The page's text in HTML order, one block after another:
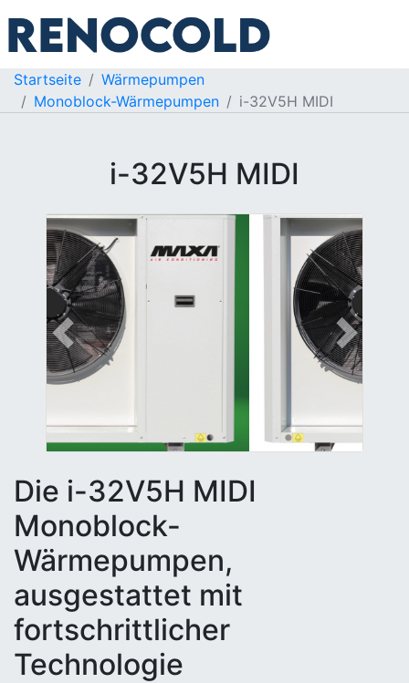
Startseite
Wärmepumpen
Monoblock-Wärmepumpen
i-32V5H MIDI
i-32V5H MIDI
Previous Next
Die i-32V5H MIDI
Monoblock-
Wärmepumpen,
ausgestattet mit
fortschrittlicher
Technologie